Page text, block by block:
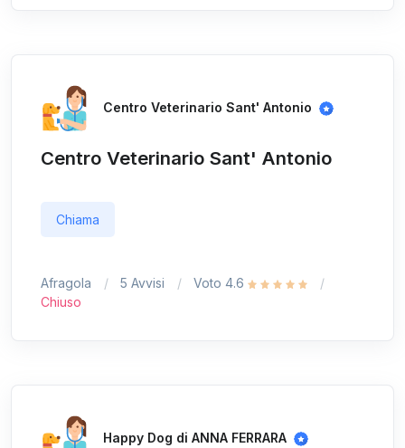
Centro Veterinario Sant' Antonio
Centro Veterinario Sant' Antonio
Chiama
Afragola 5 Avvisi
Voto 4.6
Chiuso
Happy Dog di ANNA FERRARA